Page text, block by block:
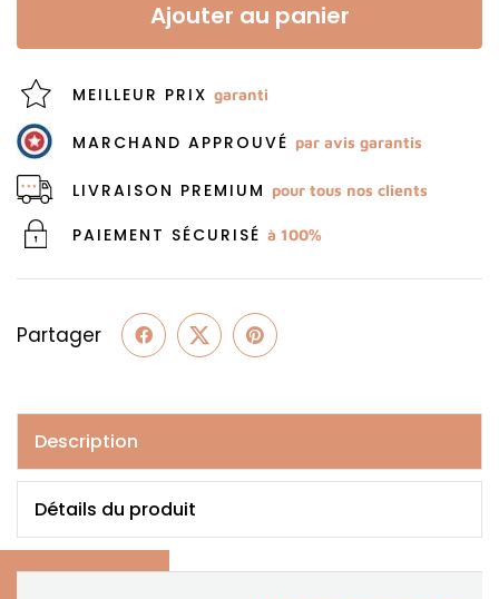
Ajouter au panier
MEILLEUR PRIX garanti
MARCHAND APPROUVÉ par avis garantis
LIVRAISON PREMIUM pour tous nos clients
PAIEMENT SÉCURISÉ à 100%
Partager
Description
Détails du produit